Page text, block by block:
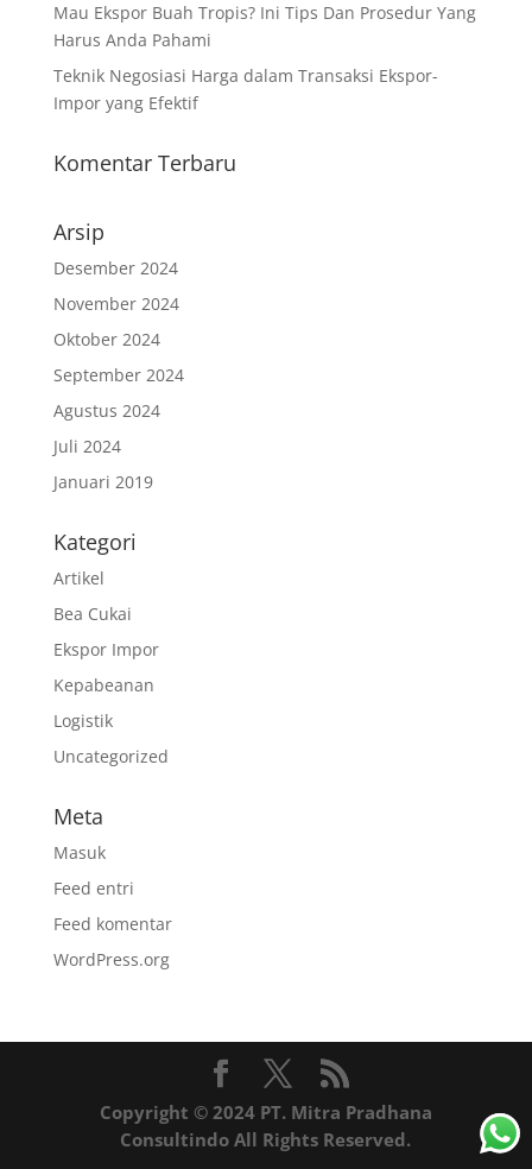
Mau Ekspor Buah Tropis? Ini Tips Dan Prosedur Yang
Harus Anda Pahami
Teknik Negosiasi Harga dalam Transaksi Ekspor-
Impor yang Efektif
Komentar Terbaru
Arsip
Desember 2024
November 2024
Oktober 2024
September 2024
Agustus 2024
Juli 2024
Januari 2019
Kategori
Artikel
Bea Cukai
Ekspor Impor
Kepabeanan
Logistik
Uncategorized
Meta
Masuk
Feed entri
Feed komentar
WordPress.org
Copyright © 2024 PT. Mitra Pradhana
Consultindo All Rights Reserved.